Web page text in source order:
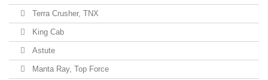
Terra Crusher, TNX
King Cab
Astute
Manta Ray, Top Force